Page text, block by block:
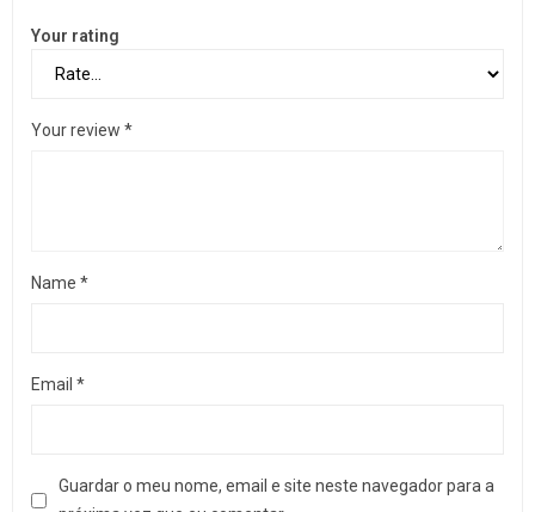
Your rating
Your review *
Name *
Email *
Guardar o meu nome, email e site neste navegador para a